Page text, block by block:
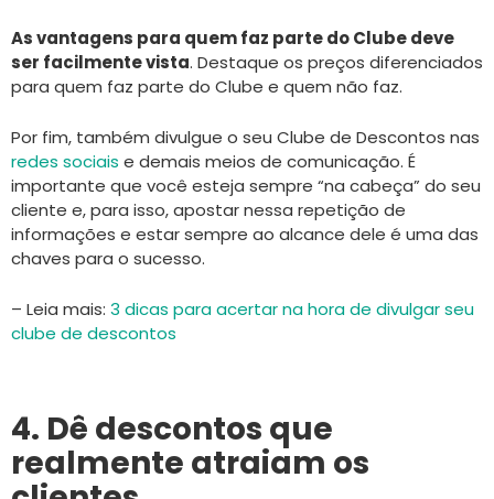
As vantagens para quem faz parte do Clube deve
ser facilmente vista. Destaque os preços diferenciados
para quem faz parte do Clube e quem não faz.
Por fim, também divulgue o seu Clube de Descontos nas
redes sociais e demais meios de comunicação. É
importante que você esteja sempre “na cabeça” do seu
cliente e, para isso, apostar nessa repetição de
informações e estar sempre ao alcance dele é uma das
chaves para o sucesso.
– Leia mais: 3 dicas para acertar na hora de divulgar seu
clube de descontos
4. Dê descontos que
realmente atraiam os